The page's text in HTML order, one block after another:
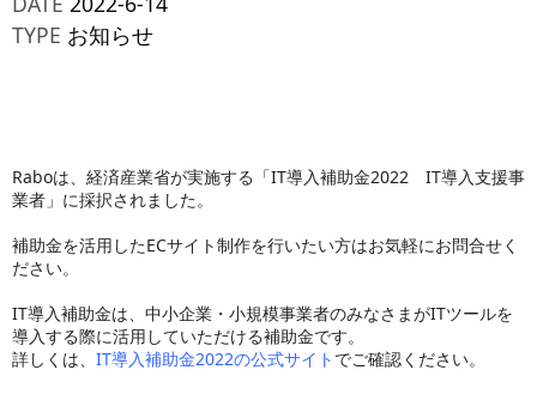
TYPE お知らせ
Raboは、経済産業省が実施する「IT導入補助金2022 IT導入支援事
業者」に採択されました。
補助金を活用したECサイト制作を行いたい方はお気軽にお問合せく
ださい。
IT導入補助金は、中小企業・小規模事業者のみなさまがITツールを
導入する際に活用していただける補助金です。
詳しくは、 IT導入補助金2022の公式サイト でご確認ください。